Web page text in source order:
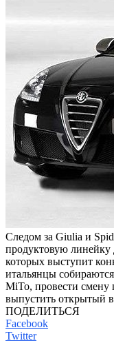
Следом за Giulia и
продуктовую
которых выступит
итальянцы
MiTo, провести смену
выпустить открытый
ПОДЕЛИТЬСЯ
Facebook
Twitter